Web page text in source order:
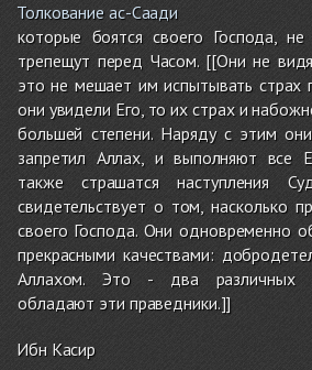
Толкование ас-Саади
которые боятся своего Господа,
трепещут перед Часом. [[Они не
это не мешает им испытывать
они увидели Его, то их страх и
большей степени. Наряду с этим
запретил Аллах, и выполняют все
также страшатся наступления
свидетельствует о том, насколько
своего Господа. Они одновременно
прекрасными качествами:
Аллахом. Это - два различных
обладают эти праведники.]]
Ибн Касир